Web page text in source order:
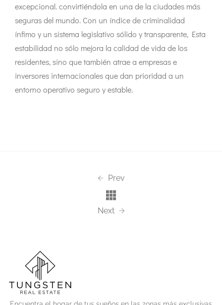
excepcional. convirtiéndola en una de la ciudades más
seguras del mundo. Con un índice de criminalidad
ínfimo y un sistema legislativo sólido y transparente, Esta
estabilidad no sólo mejora la calidad de vida de los
residentes, sino que también atrae a empresas e
inversores internacionales que dan prioridad a un
entorno operativo seguro y estable.
Prev
Next